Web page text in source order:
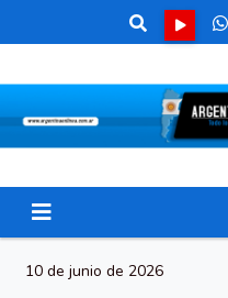
10 de junio de 2026